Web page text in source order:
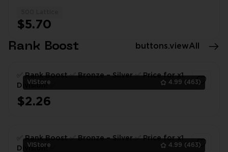
$5.70
Rank Boost buttons.viewAll
VlStore 4.99 (463)
✅ Rank Boost ✅ Bronze – Silver ✅ Price for x1
Division! ✅
$2.26
VlStore 4.99 (463)
✅ Rank Boost ✅ Bronze – Silver ✅ Price for x1
Division! ✅